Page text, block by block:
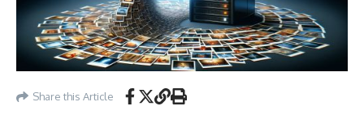
Share this Article